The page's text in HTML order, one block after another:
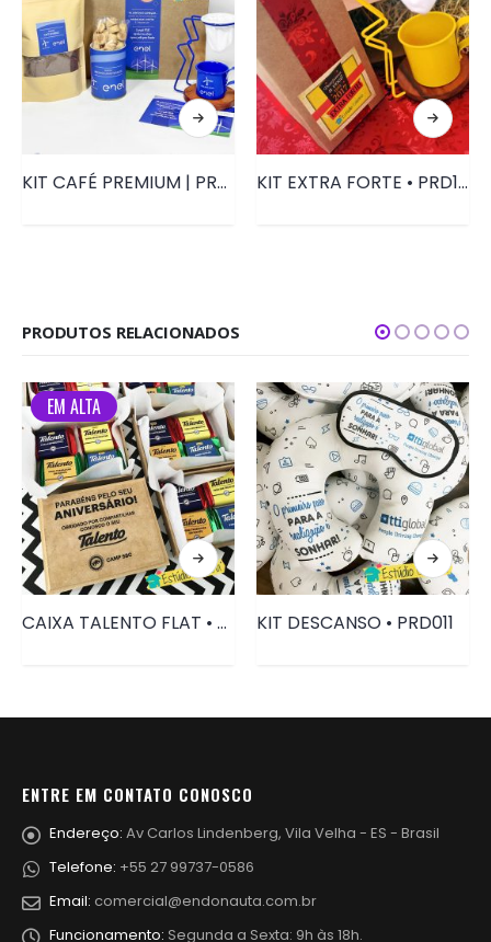
KIT CAFÉ PREMIUM | PRD076 KIT EXTRA FORTE • PRD125
PRODUTOS RELACIONADOS
EM ALTA
CAIXA TALENTO FLAT • PRD004 KIT DESCANSO • PRD011
ENTRE EM CONTATO CONOSCO
Endereço: Av Carlos Lindenberg, Vila Velha - ES - Brasil
Telefone: +55 27 99737-0586
Email: comercial@endonauta.com.br
Funcionamento: Segunda a Sexta: 9h às 18h.